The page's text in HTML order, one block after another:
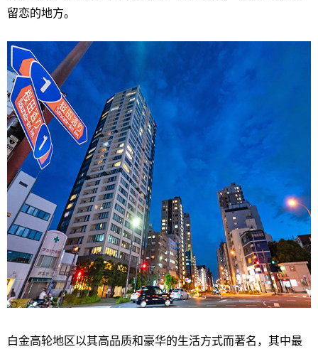
留恋的地方。
白金高轮地区以其高品质和豪华的生活方式而著名，其中最